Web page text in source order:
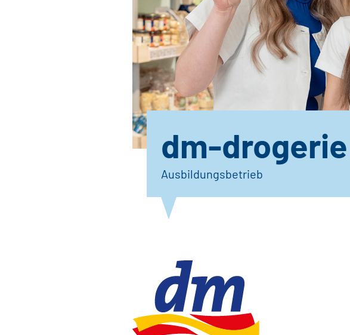
dm-
Ausbildungsbetrieb